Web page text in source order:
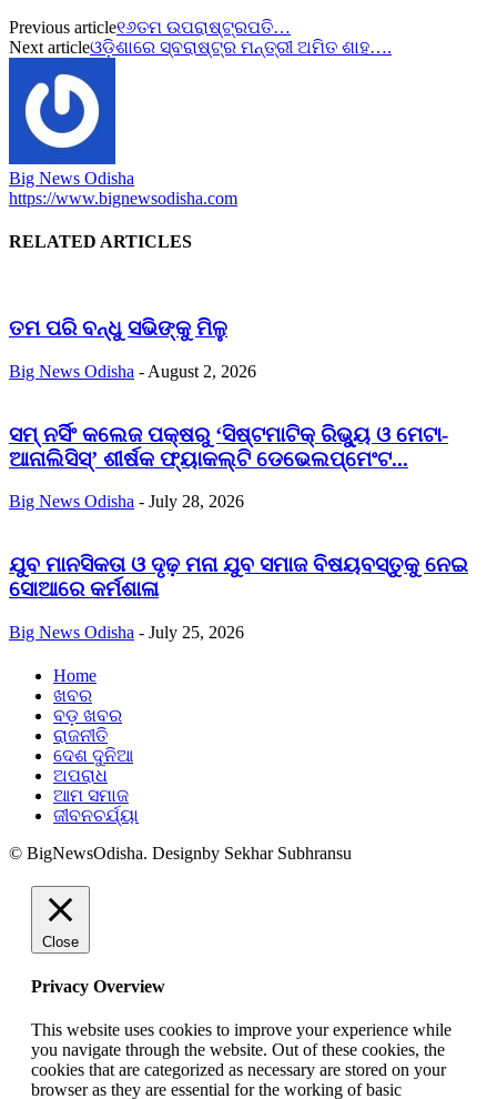
Previous article୧୬ତମ ଉପରାଷ୍ଟ୍ରପତି…
Next articleଓଡ଼ିଶାରେ ସ୍ବରାଷ୍ଟ୍ର ମନ୍ତ୍ରୀ ଅମିତ ଶାହ….
Big News Odisha
https://www.bignewsodisha.com
RELATED ARTICLES
ତମ ପରି ବନ୍ଧୁ ସଭିଙ୍କୁ ମିଳୁ
Big News Odisha - August 2, 2026
ସମ୍ ନର୍ସିଂ କଲେଜ ପକ୍ଷରୁ ‘ସିଷ୍ଟମାଟିକ୍ ରିଭ୍ୟୁ ଓ ମେଟା-
ଆନାଲିସିସ୍‌’ ଶୀର୍ଷକ ଫ୍ୟାକଲ୍ଟି ଡେଭେଲପ୍‌ମେଂଟ...
Big News Odisha - July 28, 2026
ଯୁବ ମାନସିକତା ଓ ଦୃଢ଼ ମନା ଯୁବ ସମାଜ ବିଷୟବସ୍ତୁକୁ ନେଇ
ସୋଆରେ କର୍ମଶାଳା
Big News Odisha - July 25, 2026
Home
ଖବର
ବଡ଼ ଖବର
ରାଜନୀତି
ଦେଶ ଦୁନିଆ
ଅପରାଧ
ଆମ ସମାଜ
ଜୀବନଚର୍ଯ୍ୟା
© BigNewsOdisha. Designby Sekhar Subhransu
Close
Privacy Overview
This website uses cookies to improve your experience while
you navigate through the website. Out of these cookies, the
cookies that are categorized as necessary are stored on your
browser as they are essential for the working of basic